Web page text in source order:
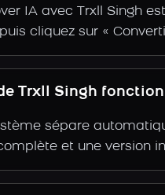
IA avec Trxll Singh
cliquez sur «
Trxll Singh
sépare
et une version